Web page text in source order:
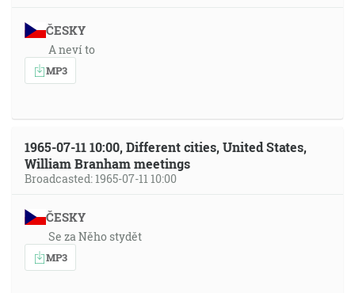
ČESKY
A neví to
MP3
1965-07-11 10:00, Different cities, United States,
William Branham meetings
Broadcasted: 1965-07-11 10:00
ČESKY
Se za Něho stydět
MP3